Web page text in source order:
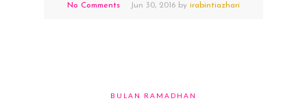
No Comments Jun 30, 2016 by irabintiazhari
BULAN RAMADHAN